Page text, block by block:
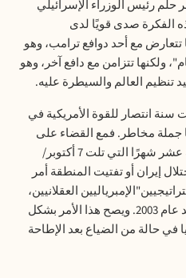
رئيس الوزراء الإسرائيلي
الفكرة صدى قويًا لدى
تتعارض مع أحد دوافع ترامب، وهو
ولكنها تتزامن مع دافع آخر، وهو
تنظيم العالم والسيطرة عليه.
انتصار للقوة الأمريكية في
جملة مخاطر. فمع القضاء على
قوة إيران الإقليمية خلال الخمسة عشر شهرًا التي تلت 7 أكتوبر/
احتمال احتلال إيران أو تفتيت المنطقة أمر
العقلانيين،
في أعقاب ما حدث في العراق بعد عام 2003. ويصح هذا الأمر بشكل
في حالة من الضياع بعد الإطاحة